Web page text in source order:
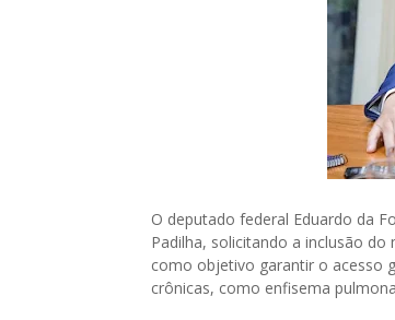
O deputado federal Eduardo da
Padilha, solicitando a inclusão
como objetivo garantir o acesso
crônicas, como enfisema